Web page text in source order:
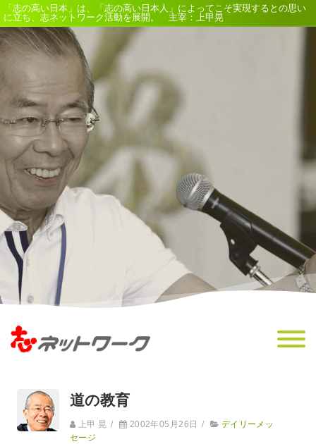
「志の高い日本」は、「志の高い日本人」によってこそ実現するとの思い
に立ち、志ネットワーク活動を展開。 主宰：上甲晃
道の教育
上甲 晃 / 2002年05月26日 /
デイリーメッ
セージ